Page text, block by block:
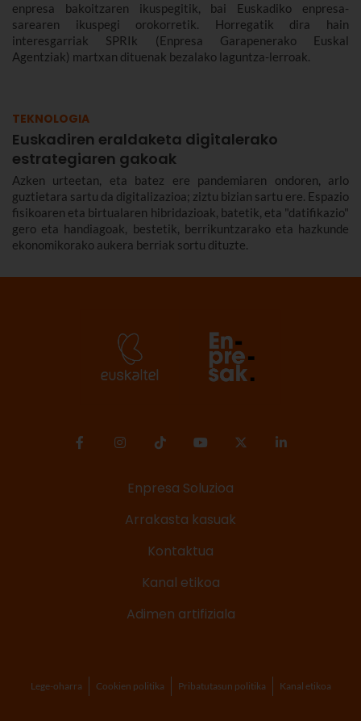
enpresa bakoitzaren ikuspegitik, bai Euskadiko enpresa-
sarearen ikuspegi orokorretik. Horregatik dira hain
interesgarriak SPRIk (Enpresa Garapenerako Euskal
Agentziak) martxan dituenak bezalako laguntza-lerroak.
TEKNOLOGIA
Euskadiren eraldaketa digitalerako
estrategiaren gakoak
Azken urteetan, eta batez ere pandemiaren ondoren, arlo
guztietara sartu da digitalizazioa; ziztu bizian sartu ere. Espazio
fisikoaren eta birtualaren hibridazioak, batetik, eta "datifikazio"
gero eta handiagoak, bestetik, berrikuntzarako eta hazkunde
ekonomikorako aukera berriak sortu dituzte.
Enpresa Soluzioa
Arrakasta kasuak
Kontaktua
Kanal etikoa
Adimen artifiziala
Lege-oharra Cookien politika Pribatutasun politika Kanal etikoa